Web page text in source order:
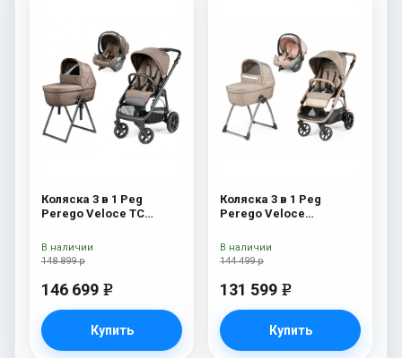
Коляска 3 в 1 Peg
Perego Veloce TC
Bark New
148 899 р
146 699 e
Купить
В наличии
Коляска 3 в 1 Peg
Perego Veloce
Amour
144 499 р
131 599 e
Купить
В наличии